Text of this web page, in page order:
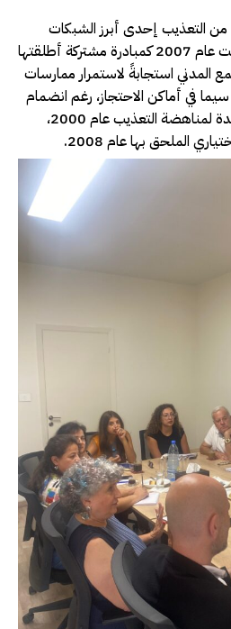
من التعذيب إحدى أبرز الشبكات
الحقوقية في لبنان، إذ تأسست عام 2007 كمبادرة مشتركة أطلقتها
استجابةً لاستمرار ممارسات
في أماكن الاحتجاز، رغم انضمام
لبنان إلى اتفاقية الأمم المتحدة لمناهضة التعذيب عام 2000،
الملحق بها عام 2008.